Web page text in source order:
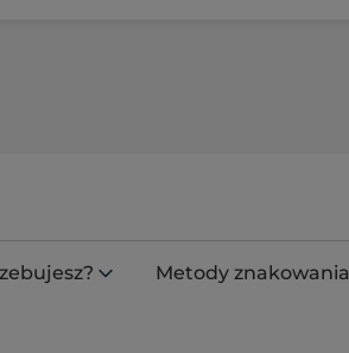
Metody znakowania